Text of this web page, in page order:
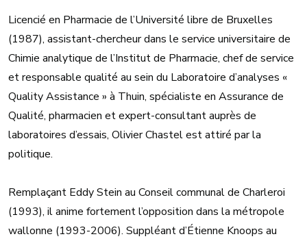
Licencié en Pharmacie de l’Université libre de Bruxelles
(1987), assistant-chercheur dans le service universitaire de
Chimie analytique de l’Institut de Pharmacie, chef de service
et responsable qualité au sein du Laboratoire d’analyses «
Quality Assistance » à Thuin, spécialiste en Assurance de
Qualité, pharmacien et expert-consultant auprès de
laboratoires d’essais, Olivier Chastel est attiré par la
politique.
Remplaçant Eddy Stein au Conseil communal de Charleroi
(1993), il anime fortement l’opposition dans la métropole
wallonne (1993-2006). Suppléant d’Étienne Knoops au